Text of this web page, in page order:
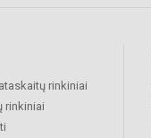
rinkiniai
rinkiniai